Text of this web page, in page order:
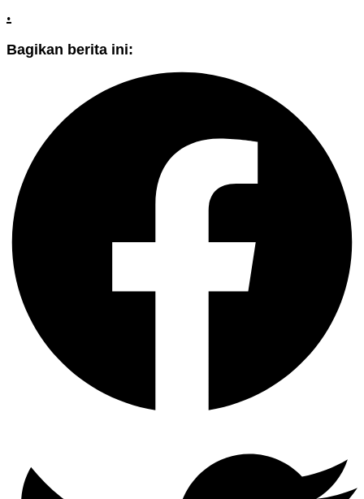
.
Bagikan berita ini: